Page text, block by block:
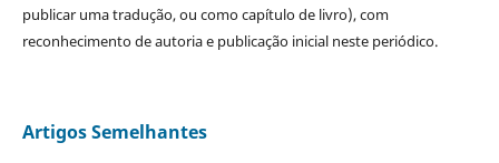
publicar uma tradução, ou como capítulo de livro), com
reconhecimento de autoria e publicação inicial neste periódico.
Artigos Semelhantes